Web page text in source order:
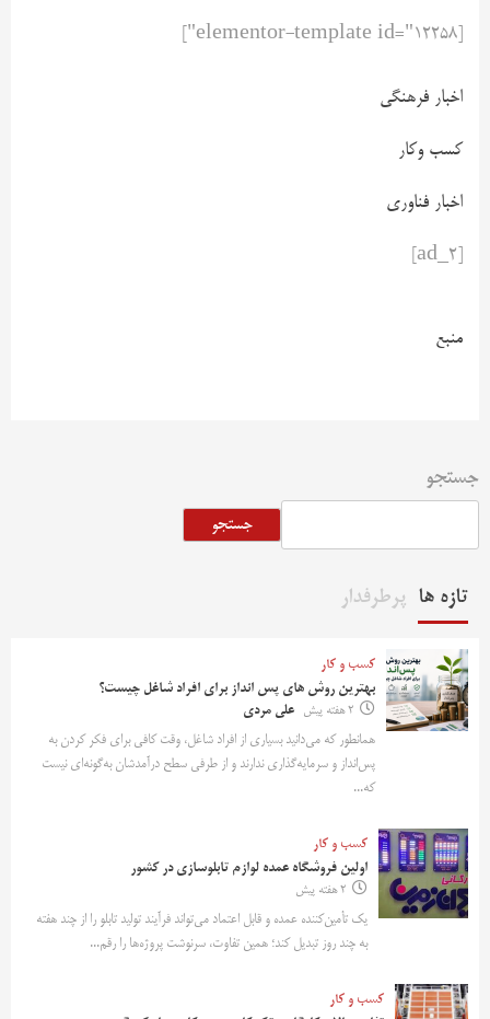
اخبار فرهنگی
کسب وکار
اخبار فناوری
منبع
جستجو
جستجو
تازه ها پرطرفدار
کسب و کار
بهترین روش‌ های پس‌ انداز برای افراد شاغل چیست؟
2 هفته پیش
علی مردی
همانطور که می‌دانید بسیاری از افراد شاغل، وقت کافی برای فکر کردن به
پس‌انداز و سرمایه‌گذاری ندارند و از طرفی سطح درآمدشان به‌گونه‌ای نیست
که...
کسب و کار
اولین فروشگاه عمده لوازم تابلوسازی در کشور
2 هفته پیش
یک تأمین‌کننده عمده و قابل اعتماد می‌تواند فرآیند تولید تابلو را از چند هفته
به چند روز تبدیل کند؛ همین تفاوت، سرنوشت پروژه‌ها را رقم...
کسب و کار